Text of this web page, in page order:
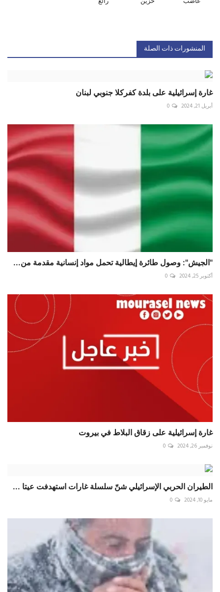
المنشورات ذات الصلة
غارة إسرائيلية على بلدة كفركلا جنوبي لبنان
أبريل 21, 2024 0
‏"الجيش": وصول طائرة إيطالية تحمل مواد إنسانية مقدمة من...
أكتوبر 25, 2024 0
غارة إسرائيلية على زقاق البلاط في بيروت
نوفمبر 26, 2024 0
الطيران الحربي الإسرائيلي شنّ سلسلة غارات استهدفت عيتا ...
مايو 10, 2024 0